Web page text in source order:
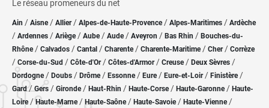
Le réseau promeneurs du net
Ain / Aisne/ Allier/ Alpes-de-Haute-Provence / Alpes-Maritimes / Ardèche
/ Ardennes / Ariège/ Aube/ Aude / Aveyron / Bas Rhin / Bouches-du-
Rhône/ Calvados / Cantal / Charente / Charente-Maritime/ Cher / Corrèze
/ Corse-du-Sud / Côte-d'Or / Côtes-d'Armor/ Creuse/ Deux Sèvres /
Dordogne/ Doubs / Drôme/ Essonne / Eure/ Eure-et-Loir / Finistère/
Gard/Gers / Gironde/ Haut-Rhin / Haute-Corse/ Haute-Garonne/ Haute-
Loire/Haute-Marne/ Haute-Saône/ Haute-Savoie/ Haute-Vienne/